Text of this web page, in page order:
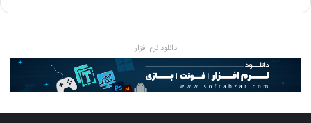
دانلود نرم افزار